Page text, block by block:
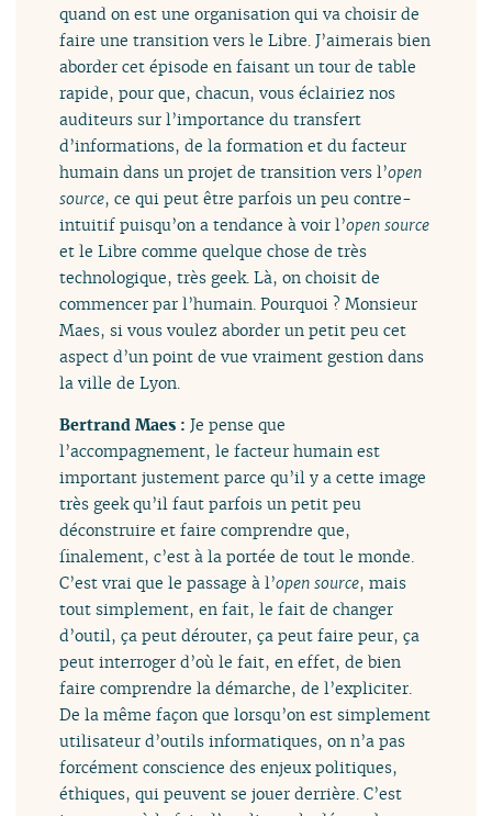
quand on est une organisation qui va choisir de
faire une transition vers le Libre. J’aimerais bien
aborder cet épisode en faisant un tour de table
rapide, pour que, chacun, vous éclairiez nos
auditeurs sur l’importance du transfert
d’informations, de la formation et du facteur
humain dans un projet de transition vers l’open
source, ce qui peut être parfois un peu contre-
intuitif puisqu’on a tendance à voir l’open source
et le Libre comme quelque chose de très
technologique, très geek. Là, on choisit de
commencer par l’humain. Pourquoi ? Monsieur
Maes, si vous voulez aborder un petit peu cet
aspect d’un point de vue vraiment gestion dans
la ville de Lyon.
Bertrand Maes :Je pense que
l’accompagnement, le facteur humain est
important justement parce qu’il y a cette image
très geek qu’il faut parfois un petit peu
déconstruire et faire comprendre que,
finalement, c’est à la portée de tout le monde.
C’est vrai que le passage à l’open source, mais
tout simplement, en fait, le fait de changer
d’outil, ça peut dérouter, ça peut faire peur, ça
peut interroger d’où le fait, en effet, de bien
faire comprendre la démarche, de l’expliciter.
De la même façon que lorsqu’on est simplement
utilisateur d’outils informatiques, on n’a pas
forcément conscience des enjeux politiques,
éthiques, qui peuvent se jouer derrière. C’est